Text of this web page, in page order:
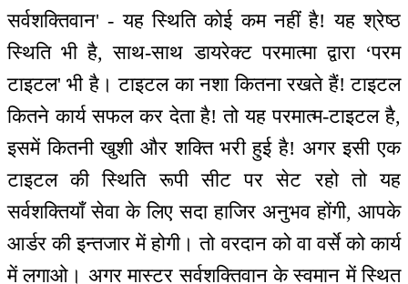
सर्वशक्तिवान' - यह स्थिति कोई कम नहीं है! यह श्रेष्ठ
स्थिति भी है, साथ-साथ डायरेक्ट परमात्मा द्वारा ‘परम
टाइटल' भी है। टाइटल का नशा कितना रखते हैं! टाइटल
कितने कार्य सफल कर देता है! तो यह परमात्म-टाइटल है,
इसमें कितनी खुशी और शक्ति भरी हुई है! अगर इसी एक
टाइटल की स्थिति रूपी सीट पर सेट रहो तो यह
सर्वशक्तियाँ सेवा के लिए सदा हाजिर अनुभव होंगी, आपके
आर्डर की इन्तजार में होगी। तो वरदान को वा वर्से को कार्य
में लगाओ। अगर मास्टर सर्वशक्तिवान के स्वमान में स्थित